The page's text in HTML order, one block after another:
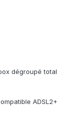
dégroupé total
ADSL2+